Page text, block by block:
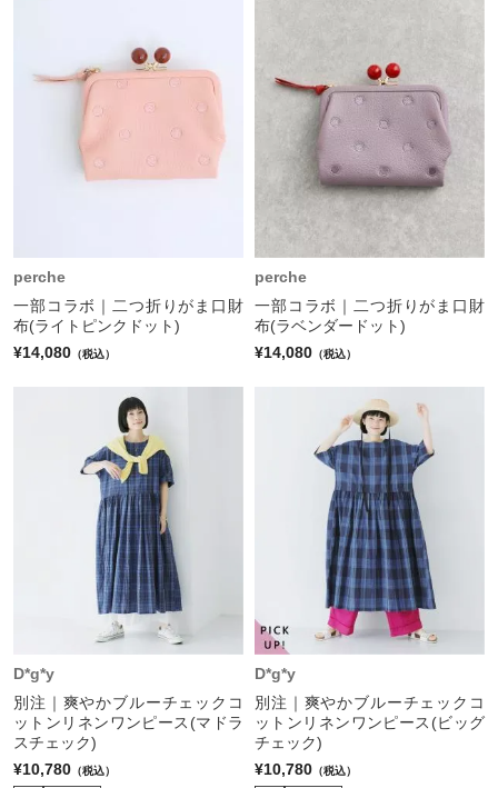
perche
一部コラボ｜二つ折りがま口財
布(ライトピンクドット)
¥14,080 （税込）
perche
一部コラボ｜二つ折りがま口財
布(ラベンダードット)
¥14,080 （税込）
D*g*y
別注｜爽やかブルーチェックコ
ットンリネンワンピース(マドラ
スチェック)
¥10,780 （税込）
D*g*y
別注｜爽やかブルーチェックコ
ットンリネンワンピース(ビッグ
チェック)
¥10,780 （税込）